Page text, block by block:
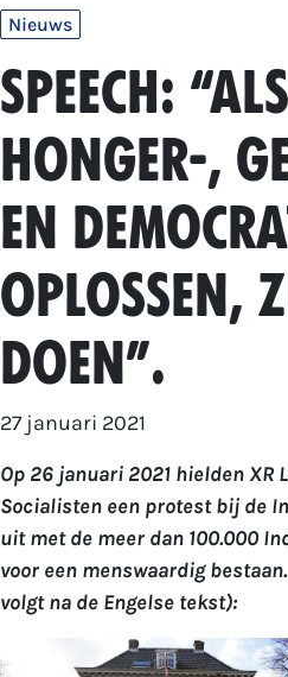
Nieuws
Speech:
honger-,
en
oplossen,
doen”.
27 januari 2021
Op 26 januari 2021 hielden
Socialisten een protest bij de
uit met de meer dan 100.000
voor een menswaardig
volgt na de Engelse tekst):